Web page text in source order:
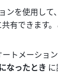
を使用して
有できます。
トメーショ
なったとき